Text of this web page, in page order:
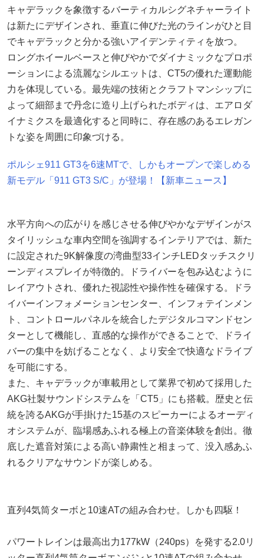
キャデラックを象徴するバーティカルシグネチャーライト
は新たにデザインされ、垂直に伸びた光のラインがひと目
でキャデラックと分かる強いアイデンティティを放つ。
ロングホイールベースと伸びやかでダイナミックなプロポ
ーションによる流麗なシルエットは、CT5の優れた運動能
力を体現している。最先端の技術とクラフトマンシップに
よって細部まで丹念に造り上げられたボディは、エアロダ
イナミクスを最適化すると同時に、存在感のあるエレガン
トな姿を周囲に印象づける。
ポルシェ911 GT3を6速MTで、しかもオープンで楽しめる
新モデル「911 GT3 S/C」が登場！【新車ニュース】
水平方向への広がりを感じさせる伸びやかなデザインがス
タイリッシュな車内空間を強調するインテリアでは、新た
に設定された9K解像度の湾曲型33インチLEDタッチスクリ
ーンディスプレイが特徴的。ドライバーを包み込むように
レイアウトされ、優れた視認性や操作性を確保する。ドラ
イバーインフォメーションセンター、インフォテインメン
ト、コントロールパネルを統合したデジタルコマンドセン
ターとして機能し、直感的な操作ができることで、ドライ
バーの集中を妨げることなく、より安全で快適なドライブ
を可能にする。
また、キャデラックが車載用として業界で初めて採用した
AKG社製サウンドシステムを「CT5」にも搭載。歴史と伝
統を誇るAKGが手掛けた15基のスピーカーによるオーディ
オシステムが、臨場感あふれる極上の音楽体験を創出。徹
底した遮音対策による高い静粛性と相まって、没入感あふ
れるクリアなサウンドが楽しめる。
直列4気筒ターボと10速ATの組み合わせ。しかも四駆！
パワートレインは最高出力177kW（240ps）を発する2.0リ